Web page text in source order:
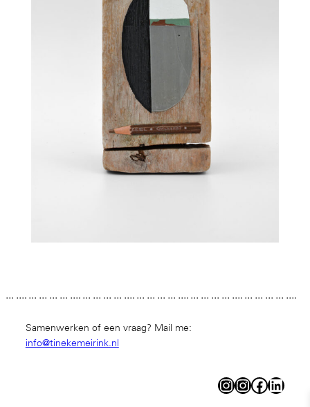
… …. … … … … …. … … … … …. … … … … …. … … … … …. … … … … ….
Samenwerken of een vraag? Mail me:
info@tinekemeirink.nl
InstagramInstagramFacebook LinkedIn